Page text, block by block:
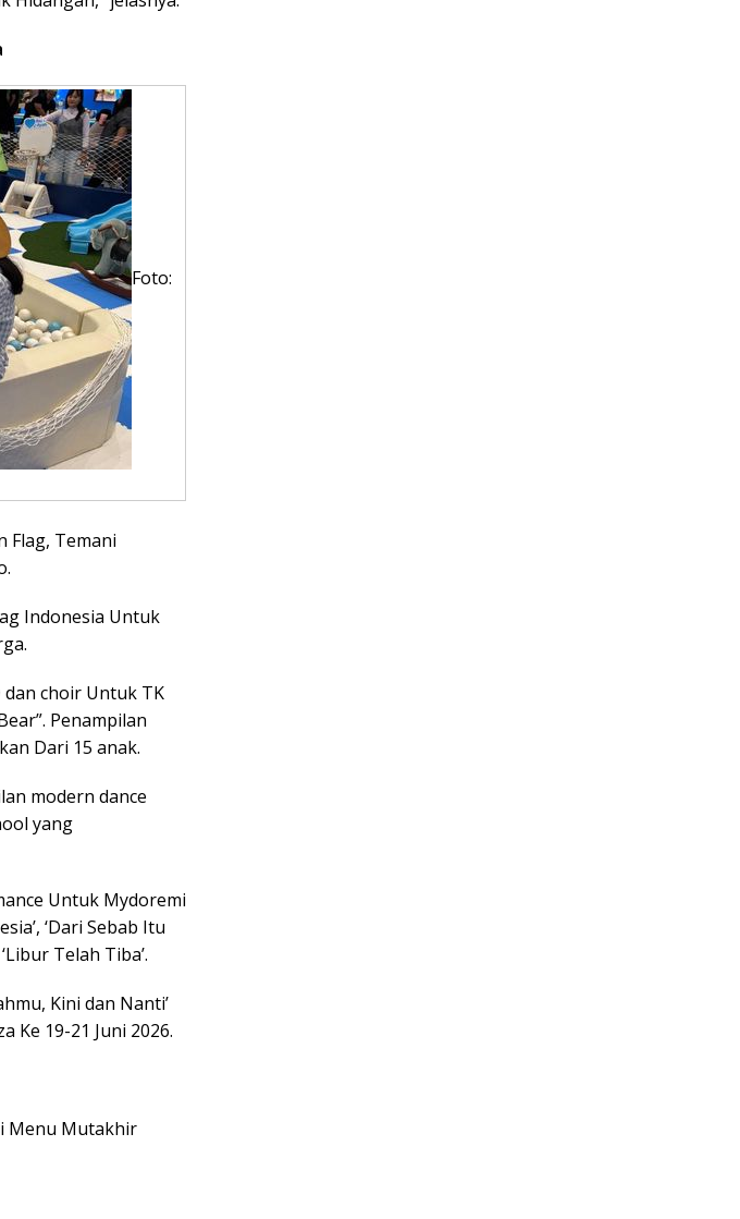
Foto:
Flag, Temani
Indonesia Untuk
dan choir Untuk TK
Penampilan
Dari 15 anak.
modern dance
yang
Untuk Mydoremi
‘Dari Sebab Itu
Telah Tiba’.
Kini dan Nanti’
Ke 19-21 Juni 2026.
Menu Mutakhir